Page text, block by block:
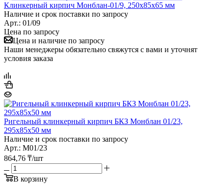
Клинкерный кирпич Монблан-01/9, 250х85х65 мм
Наличие и срок поставки по запросу
Арт.: 01/09
Цена по запросу
Цена и наличие по запросу
Наши менеджеры обязательно свяжутся с вами и уточнят
условия заказа
Ригельный клинкерный кирпич БКЗ Монблан 01/23,
295х85х50 мм
Наличие и срок поставки по запросу
Арт.: М01/23
864,76 ₸/шт
В корзину